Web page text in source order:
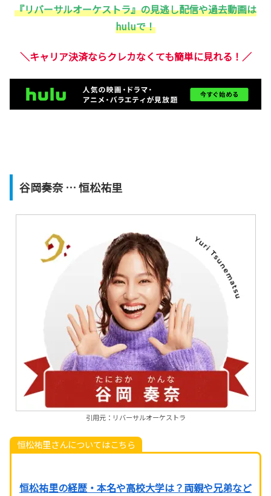
『リバーサルオーケストラ』の見逃し配信や過去動画は
huluで！
＼キャリア決済ならクレカなくても簡単に見れる！／
谷岡奏奈 … 恒松祐里
引用元：リバーサルオーケストラ
恒松祐里さんについてはこちら
恒松祐里の経歴・本名や高校大学は？両親や兄弟など